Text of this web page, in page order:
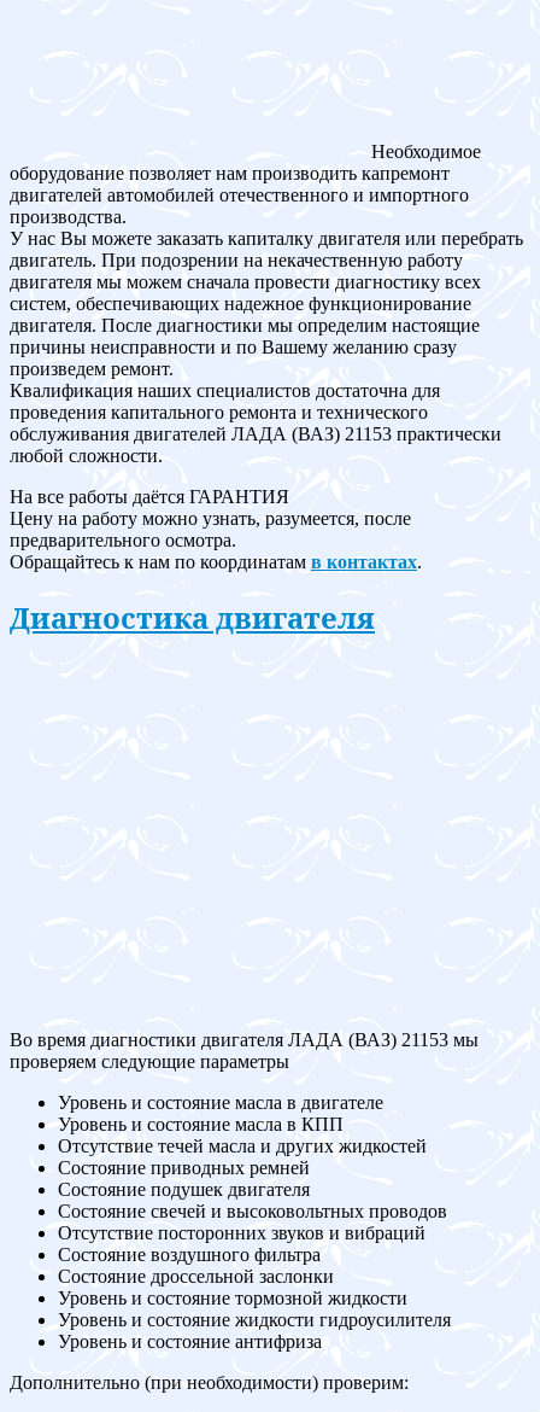
Необходимое
оборудование позволяет нам производить капремонт
двигателей автомобилей отечественного и импортного
производства.
У нас Вы можете заказать капиталку двигателя или перебрать
двигатель. При подозрении на некачественную работу
двигателя мы можем сначала провести диагностику всех
систем, обеспечивающих надежное функционирование
двигателя. После диагностики мы определим настоящие
причины неисправности и по Вашему желанию сразу
произведем ремонт.
Квалификация наших специалистов достаточна для
проведения капитального ремонта и технического
обслуживания двигателей ЛАДА (ВАЗ) 21153 практически
любой сложности.
На все работы даётся ГАРАНТИЯ
Цену на работу можно узнать, разумеется, после
предварительного осмотра.
Обращайтесь к нам по координатам в контактах.
Диагностика двигателя
Во время диагностики двигателя ЛАДА (ВАЗ) 21153 мы
проверяем следующие параметры
Уровень и состояние масла в двигателе
Уровень и состояние масла в КПП
Отсутствие течей масла и других жидкостей
Состояние приводных ремней
Состояние подушек двигателя
Состояние свечей и высоковольтных проводов
Отсутствие посторонних звуков и вибраций
Состояние воздушного фильтра
Состояние дроссельной заслонки
Уровень и состояние тормозной жидкости
Уровень и состояние жидкости гидроусилителя
Уровень и состояние антифриза
Дополнительно (при необходимости) проверим: